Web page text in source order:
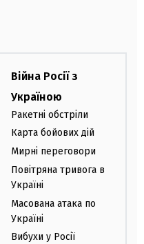
Війна Росії з
Україною
Ракетні обстріли
Карта бойових дій
Мирні переговори
Повітряна тривога в
Україні
Масована атака по
Україні
Вибухи у Росії